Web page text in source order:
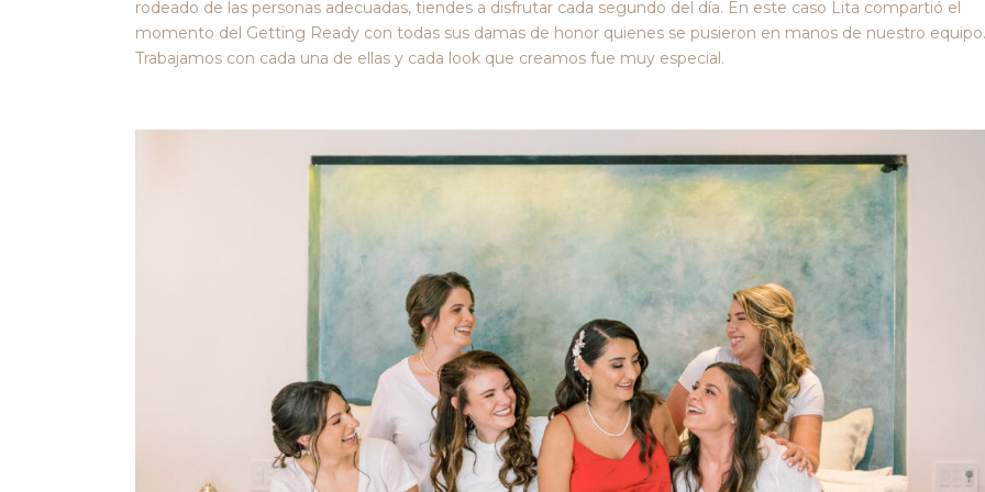
rodeado de las personas adecuadas, tiendes a disfrutar cada segundo del día. En este caso Lita compartió el
momento del Getting Ready con todas sus damas de honor quienes se pusieron en manos de nuestro equipo.
Trabajamos con cada una de ellas y cada look que creamos fue muy especial.